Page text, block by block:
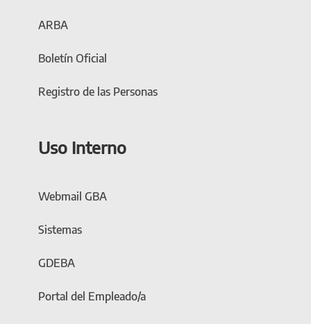
ARBA
Boletín Oficial
Registro de las Personas
Uso Interno
Webmail GBA
Sistemas
GDEBA
Portal del Empleado/a